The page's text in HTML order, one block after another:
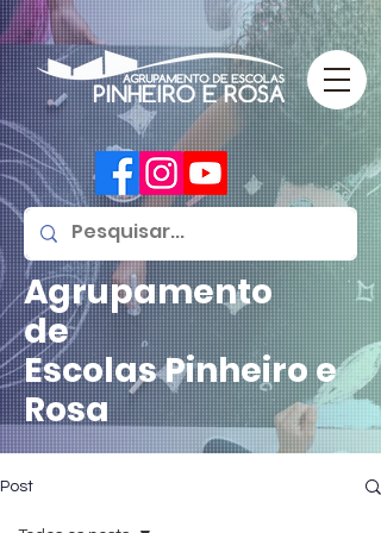
Agrupamento
de
EscolasPinheiro e
Rosa
Post